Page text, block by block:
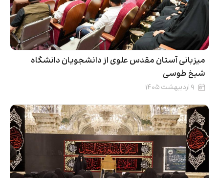
میزبانی آستان مقدس علوی از دانشجویان دانشگاه
شیخ طوسی
۹ اردیبهشت ۱۴۰۵